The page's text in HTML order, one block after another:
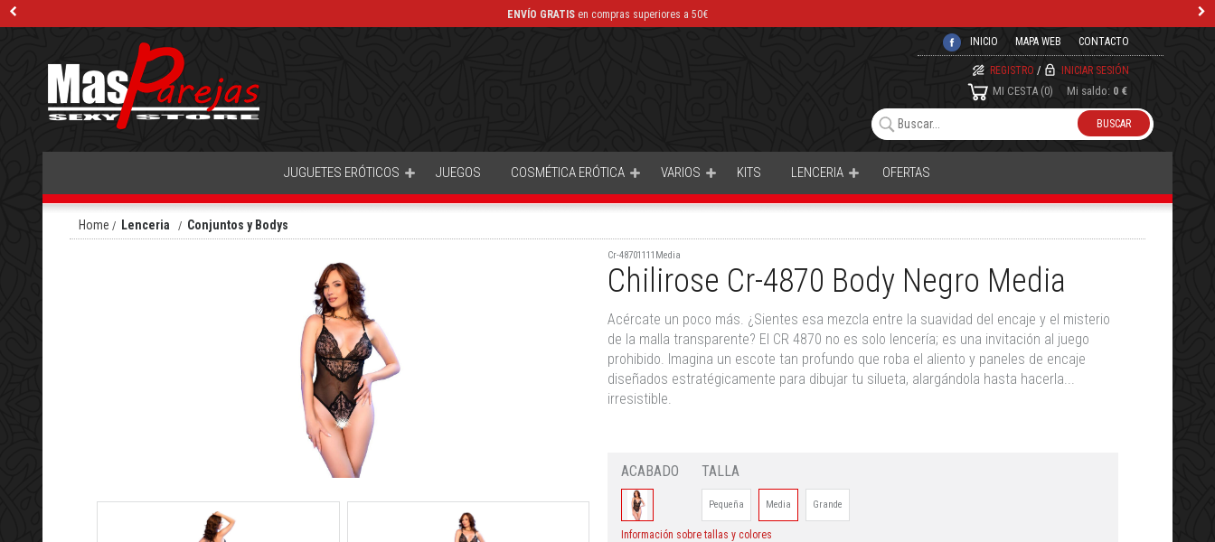
ENVÍO GRATIS en compras superiores a 50€
REGISTRO / INICIAR SESIÓN
MI CESTA 0 Mi saldo: 0 €
INICIO MAPA WEB CONTACTO
JUGUETES ERÓTICOS JUEGOS COSMÉTICA ERÓTICA VARIOS KITS LENCERIA OFERTAS
Home Lenceria Conjuntos y Bodys
Cr-48701111Media
Chilirose Cr-4870 Body Negro Media
Acércate un poco más. ¿Sientes esa mezcla entre la suavidad del encaje y el misterio
de la malla transparente? El CR 4870 no es solo lencería; es una invitación al juego
prohibido. Imagina un escote tan profundo que roba el aliento y paneles de encaje
diseñados estratégicamente para dibujar tu silueta, alargándola hasta hacerla...
irresistible.
ACABADO TALLA
Pequeña Media Grande
Información sobre tallas y colores